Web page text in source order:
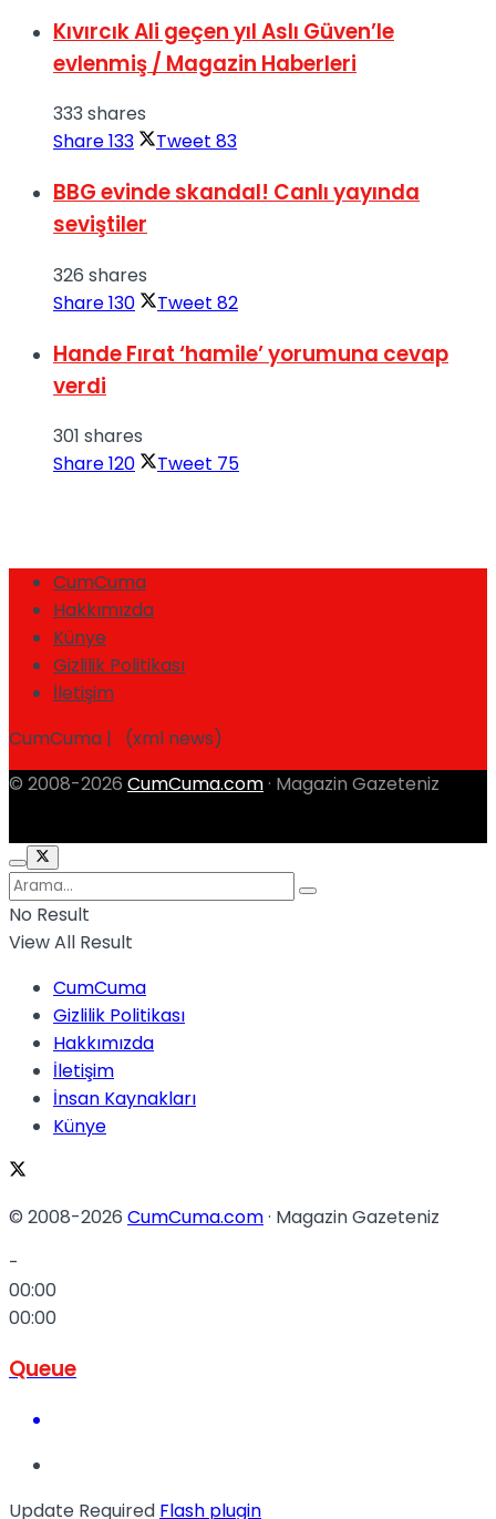
Kıvırcık Ali geçen yıl Aslı Güven’le
evlenmiş / Magazin Haberleri
333 shares
Share133 Tweet 83
BBG evinde skandal! Canlı yayında
seviştiler
326 shares
Share130 Tweet 82
Hande Fırat ‘hamile’ yorumuna cevap
verdi
301 shares
Share120 Tweet 75
CumCuma
Hakkımızda
Künye
Gizlilik Politikası
İletişim
CumCuma | (xml news)
© 2008-2026 CumCuma.com · Magazin Gazeteniz
No Result
View All Result
CumCuma
Gizlilik Politikası
Hakkımızda
İletişim
İnsan Kaynakları
Künye
© 2008-2026 CumCuma.com· Magazin Gazeteniz
-
00:00
00:00
Queue
Update Required Flash plugin